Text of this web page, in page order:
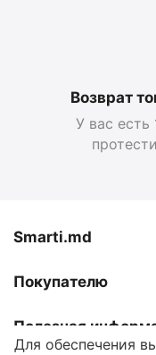
Apple iPhone 17 Pro
Max 256 GB, Blue
26 999MDL
30 799 MDL
Возврат
У вас есть
Smarti.md
Покупателю
Полезная
Для обеспечения